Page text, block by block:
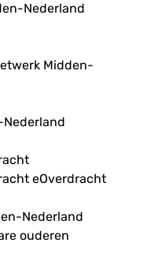
Nederland
Midden-
Nederland
eOverdracht
Nederland
ouderen